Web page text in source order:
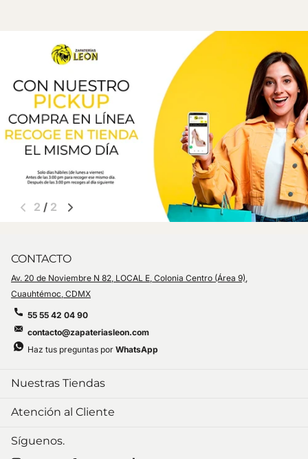
2 / 2
Nuestras Tiendas
Atención al Cliente
CONTACTO
Av. 20 de Noviembre N 82, LOCAL E, Colonia Centro (Área 9),
Cuauhtémoc, CDMX
55 55 42 04 90
contacto@zapateriasleon.com
Haz tus preguntas por WhatsApp
Síguenos.